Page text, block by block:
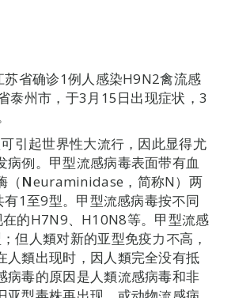
省确诊1例人感染H9N2禽流感
泰州市，于3月15日出现症状，3
引起世界性大流行，因此显得尤
例。甲型流感病毒表面带有血
（Neuraminidase，简称N）两
1至9型。甲型流感病毒按不同
的H7N9、H10N8等。甲型流感
但人類对新的亚型免疫力不高，
人類出现时，因人類完全没有抵
病毒的原因是人類流感病毒和非